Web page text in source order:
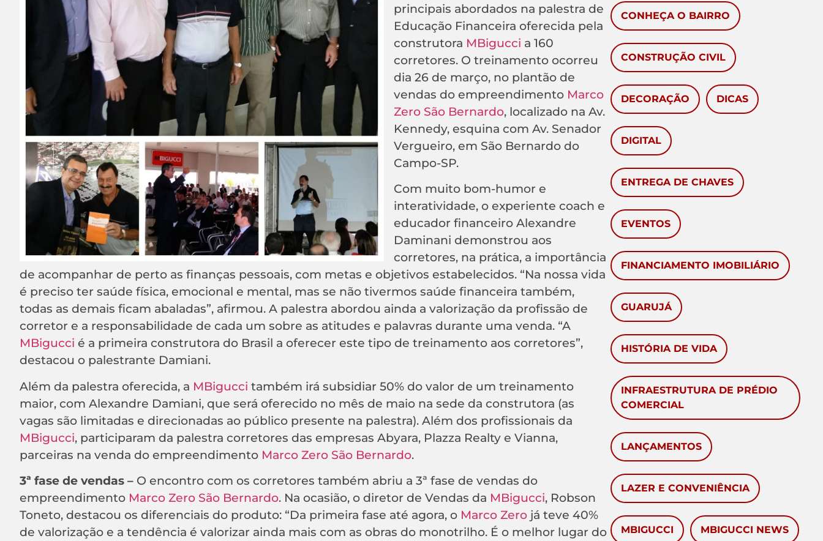
principais abordados na palestra de
Educação Financeira oferecida pela
construtora MBigucci a 160
corretores. O treinamento ocorreu
dia 26 de março, no plantão de
vendas do empreendimento Marco
Zero São Bernardo, localizado na Av.
Kennedy, esquina com Av. Senador
Vergueiro, em São Bernardo do
Campo-SP.
Com muito bom-humor e
interatividade, o experiente coach e
educador financeiro Alexandre
Daminani demonstrou aos
corretores, na prática, a importância
de acompanhar de perto as finanças pessoais, com metas e objetivos estabelecidos. “Na nossa vida
é preciso ter saúde física, emocional e mental, mas se não tivermos saúde financeira também,
todas as demais ficam abaladas”, afirmou. A palestra abordou ainda a valorização da profissão de
corretor e a responsabilidade de cada um sobre as atitudes e palavras durante uma venda. “A
MBigucci é a primeira construtora do Brasil a oferecer este tipo de treinamento aos corretores”,
destacou o palestrante Damiani.
Além da palestra oferecida, a MBigucci também irá subsidiar 50% do valor de um treinamento
maior, com Alexandre Damiani, que será oferecido no mês de maio na sede da construtora (as
vagas são limitadas e direcionadas ao público presente na palestra). Além dos profissionais da
MBigucci, participaram da palestra corretores das empresas Abyara, Plazza Realty e Vianna,
parceiras na venda do empreendimento Marco Zero São Bernardo.
3ª fase de vendas – O encontro com os corretores também abriu a 3ª fase de vendas do
empreendimento Marco Zero São Bernardo. Na ocasião, o diretor de Vendas da MBigucci, Robson
Toneto, destacou os diferenciais do produto: “Da primeira fase até agora, o Marco Zero já teve 40%
de valorização e a tendência é valorizar ainda mais com as obras do monotrilho. É o melhor lugar do
CONHEÇA O BAIRRO
CONSTRUÇÃO CIVIL
DECORAÇÃO DICAS
DIGITAL
ENTREGA DE CHAVES
EVENTOS
FINANCIAMENTO IMOBILIÁRIO
GUARUJÁ
HISTÓRIA DE VIDA
INFRAESTRUTURA DE PRÉDIO
COMERCIAL
LANÇAMENTOS
LAZER E CONVENIÊNCIA
MBIGUCCI MBIGUCCI NEWS